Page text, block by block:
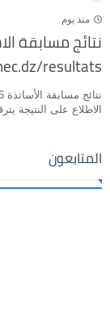
منذ يوم
resultats
الاطلاع على النتيجة
المتابعون